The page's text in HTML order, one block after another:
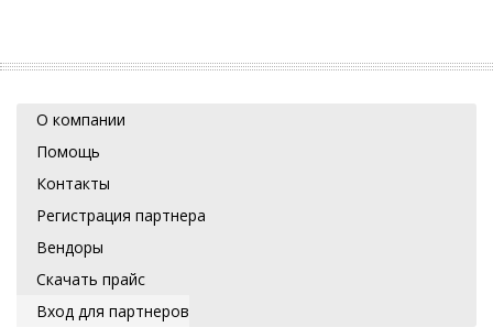
О компании
Помощь
Контакты
Регистрация партнера
Вендоры
Скачать прайс
Вход для партнеров